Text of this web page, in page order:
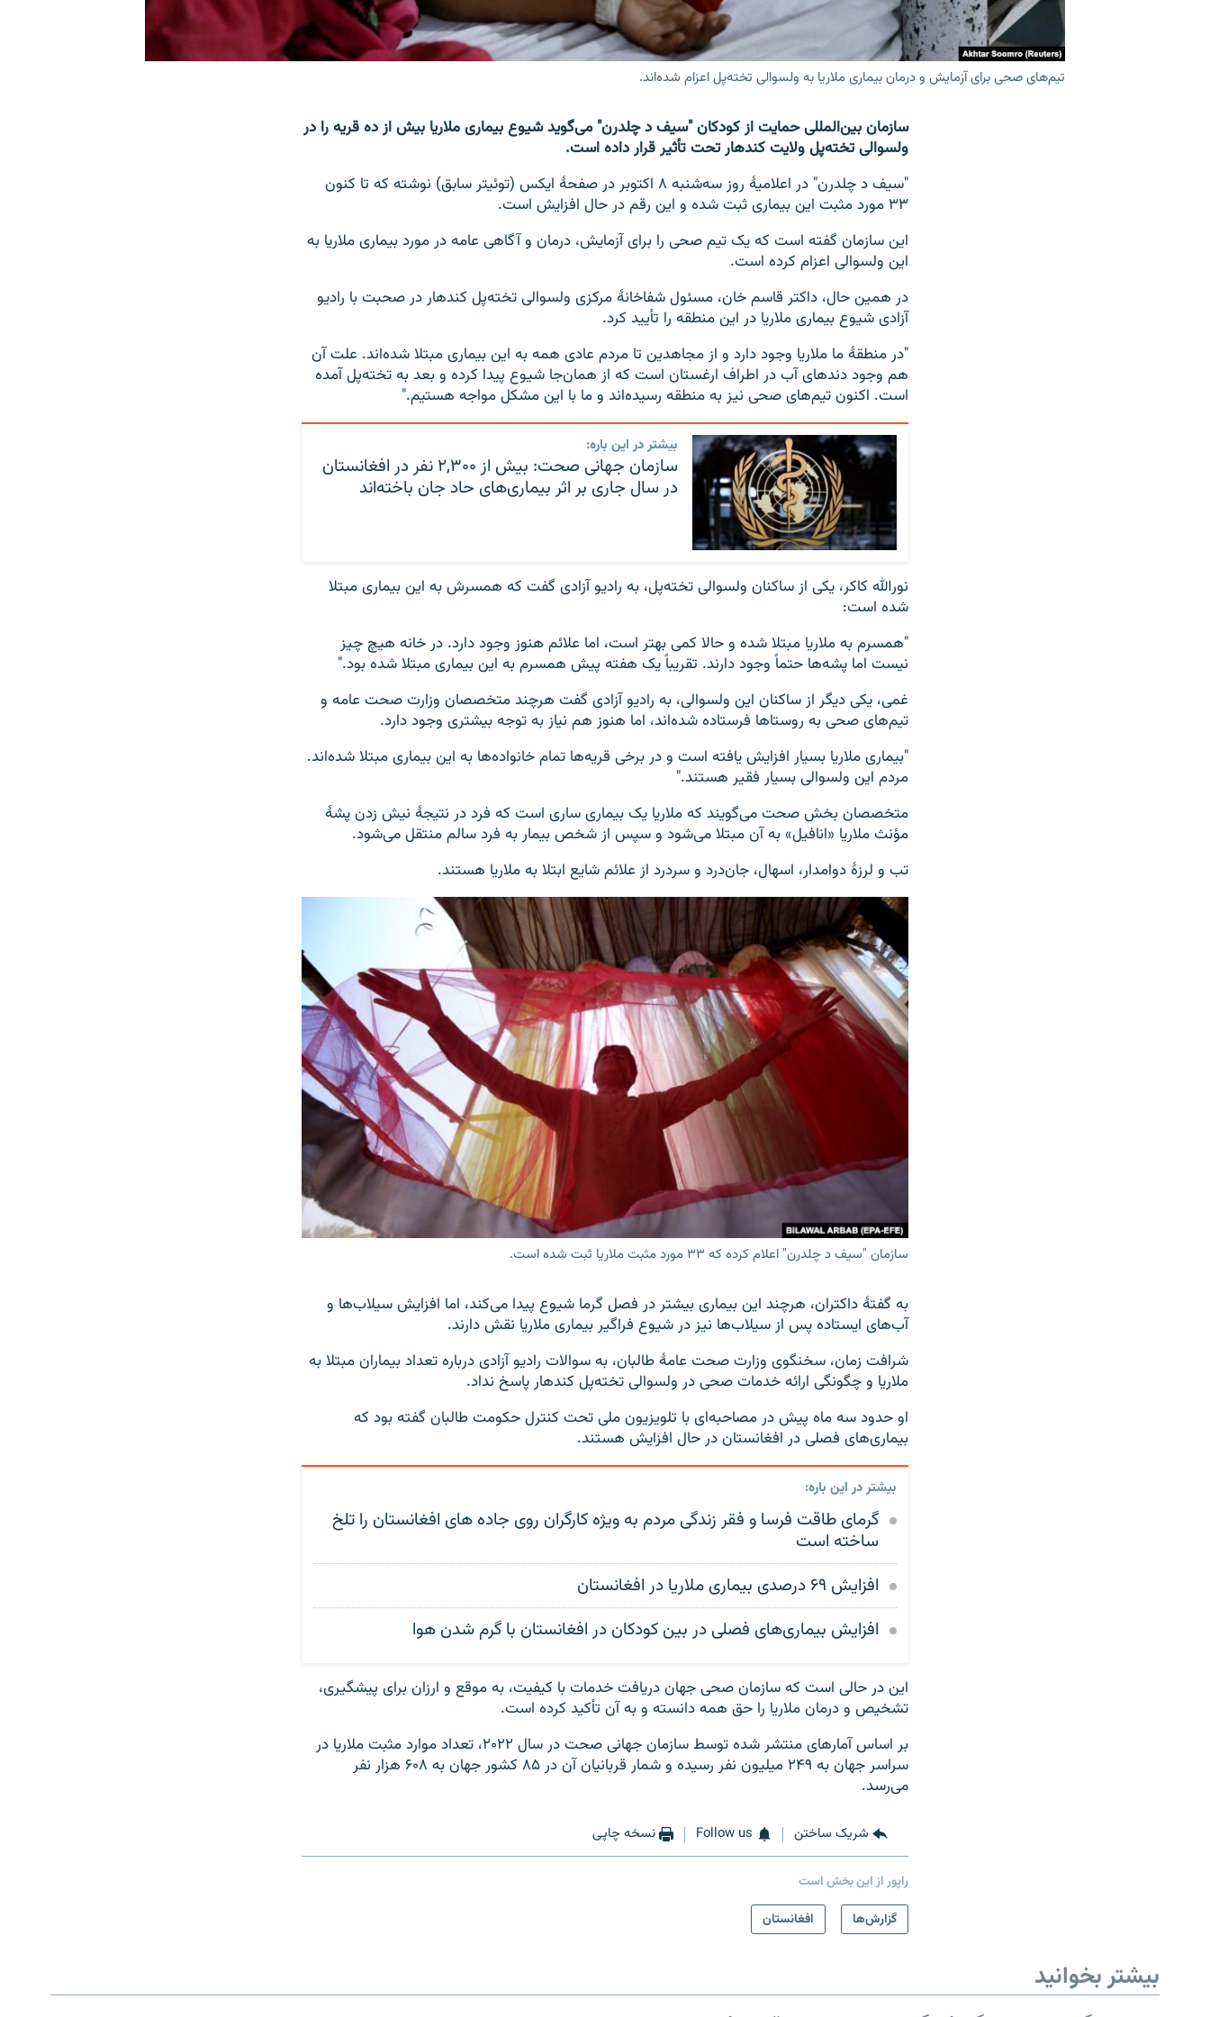
به ما بپیوندید
تیم‌های صحی برای آزمایش و درمان بیماری ملاریا به ولسوالی تخته‌پل اعزام شده‌اند.
سازمان بین‌المللی حمایت از کودکان "سیف د چلدرن" می‌گوید شیوع بیماری ملاریا بیش از ده قریه را در
ولسوالی تخته‌پل ولایت کندهار تحت تأثیر قرار داده است.
"سیف د چلدرن" در اعلامیۀ روز سه‌شنبه ۸ اکتوبر در صفحۀ ایکس (توئیتر سابق) نوشته که تا کنون
۳۳ مورد مثبت این بیماری ثبت شده و این رقم در حال افزایش است.
این سازمان گفته است که یک تیم صحی را برای آزمایش، درمان و آگاهی عامه در مورد بیماری ملاریا به
این ولسوالی اعزام کرده است.
در همین حال، داکتر قاسم خان، مسئول شفاخانۀ مرکزی ولسوالی تخته‌پل کندهار در صحبت با رادیو
آزادی شیوع بیماری ملاریا در این منطقه را تأیید کرد.
"در منطقۀ ما ملاریا وجود دارد و از مجاهدین تا مردم عادی همه به این بیماری مبتلا شده‌اند. علت آن
هم وجود دند‌های آب در اطراف ارغستان است که از همان‌جا شیوع پیدا کرده و بعد به تخته‌پل آمده
است. اکنون تیم‌های صحی نیز به منطقه رسیده‌اند و ما با این مشکل مواجه هستیم."
بیشتر در این باره:
سازمان جهانی صحت: بیش از ۲,۳۰۰ نفر در افغانستان
در سال جاری بر اثر بیماری‌های حاد جان باخته‌اند
نورالله کاکر، یکی از ساکنان ولسوالی تخته‌پل، به رادیو آزادی گفت که همسرش به این بیماری مبتلا
شده است:
"همسرم به ملاریا مبتلا شده و حالا کمی بهتر است، اما علائم هنوز وجود دارد. در خانه هیچ چیز
نیست اما پشه‌ها حتماً وجود دارند. تقریباً یک هفته پیش همسرم به این بیماری مبتلا شده بود."
غمی، یکی دیگر از ساکنان این ولسوالی، به رادیو آزادی گفت هرچند متخصصان وزارت صحت عامه و
تیم‌های صحی به روستاها فرستاده شده‌اند، اما هنوز هم نیاز به توجه بیشتری وجود دارد.
"بیماری ملاریا بسیار افزایش یافته است و در برخی قریه‌ها تمام خانواده‌ها به این بیماری مبتلا شده‌اند.
مردم این ولسوالی بسیار فقیر هستند."
متخصصان بخش صحت می‌گویند که ملاریا یک بیماری ساری است که فرد در نتیجۀ نیش زدن پشۀ
مؤنث ملاریا «انافیل» به آن مبتلا می‌شود و سپس از شخص بیمار به فرد سالم منتقل می‌شود.
تب و لرزۀ دوامدار، اسهال، جان‌درد و سردرد از علائم شایع ابتلا به ملاریا هستند.
سازمان "سیف د چلدرن" اعلام کرده که ۳۳ مورد مثبت ملاریا ثبت شده است.
به گفتۀ داکتران، هرچند این بیماری بیشتر در فصل گرما شیوع پیدا می‌کند، اما افزایش سیلاب‌ها و
آب‌های ایستاده پس از سیلاب‌ها نیز در شیوع فراگیر بیماری ملاریا نقش دارند.
شرافت زمان، سخنگوی وزارت صحت عامۀ طالبان، به سوالات رادیو آزادی درباره تعداد بیماران مبتلا به
ملاریا و چگونگی ارائه خدمات صحی در ولسوالی تخته‌پل کندهار پاسخ نداد.
او حدود سه ماه پیش در مصاحبه‌ای با تلویزیون ملی تحت کنترل حکومت طالبان گفته بود که
بیماری‌های فصلی در افغانستان در حال افزایش هستند.
بیشتر در این باره:
گرمای طاقت فرسا و فقر زندگی مردم به ویژه کارگران روی جاده های افغانستان را تلخ
ساخته است
افزایش ۶۹ درصدی بیماری ملاریا در افغانستان
افزایش بیماری‌های فصلی در بین کودکان در افغانستان با گرم شدن هوا
این در حالی است که سازمان صحی جهان دریافت خدمات با کیفیت، به موقع و ارزان برای پیشگیری،
تشخیص و درمان ملاریا را حق همه دانسته و به آن تأکید کرده است.
بر اساس آمارهای منتشر شده توسط سازمان جهانی صحت در سال ۲۰۲۲، تعداد موارد مثبت ملاریا در
سراسر جهان به ۲۴۹ میلیون نفر رسیده و شمار قربانیان آن در ۸۵ کشور جهان به ۶۰۸ هزار نفر
می‌رسد.
شریک ساختن Follow us نسخه چاپی
راپور از این بخش است
گزارش‌ها
افغانستان
بیشتر بخوانید